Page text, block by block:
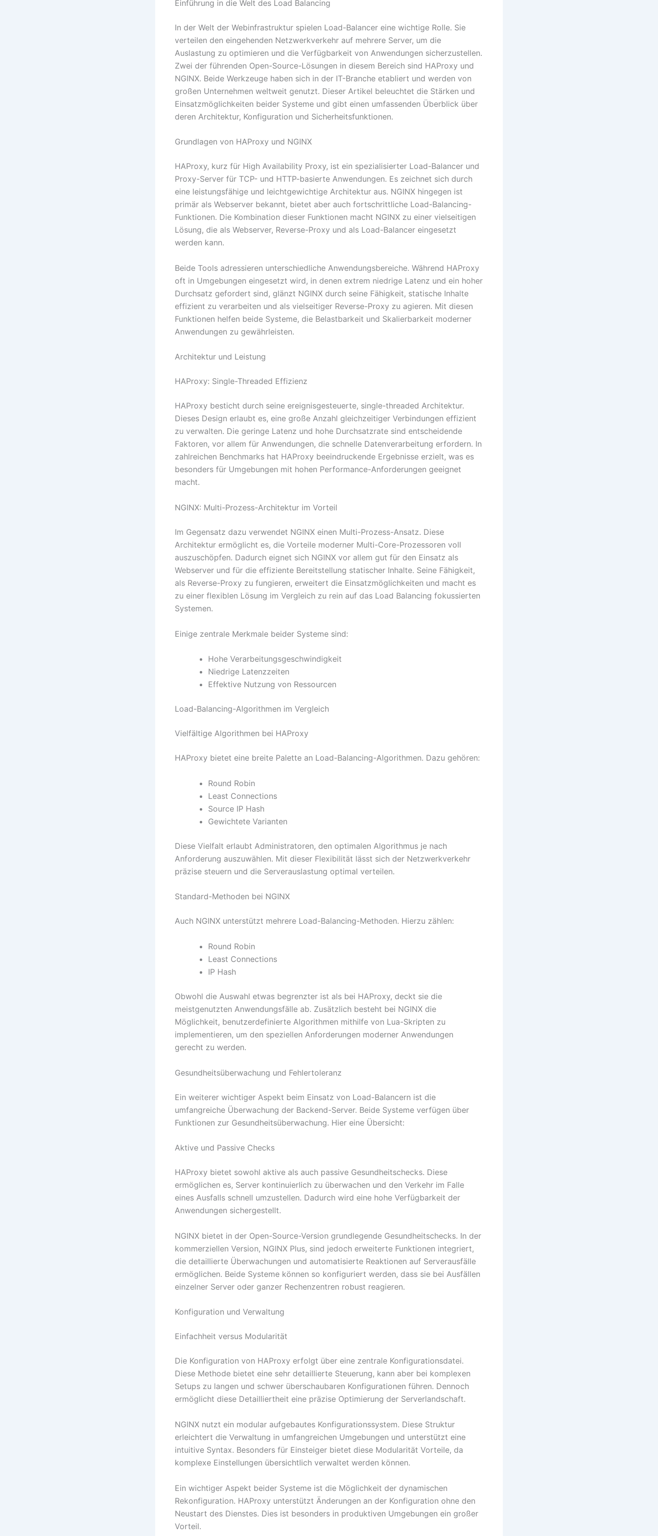
Einführung in die Welt des Load Balancing
In der Welt der Webinfrastruktur spielen Load-Balancer eine wichtige Rolle. Sie
verteilen den eingehenden Netzwerkverkehr auf mehrere Server, um die
Auslastung zu optimieren und die Verfügbarkeit von Anwendungen sicherzustellen.
Zwei der führenden Open-Source-Lösungen in diesem Bereich sind HAProxy und
NGINX. Beide Werkzeuge haben sich in der IT-Branche etabliert und werden von
großen Unternehmen weltweit genutzt. Dieser Artikel beleuchtet die Stärken und
Einsatzmöglichkeiten beider Systeme und gibt einen umfassenden Überblick über
deren Architektur, Konfiguration und Sicherheitsfunktionen.
Grundlagen von HAProxy und NGINX
HAProxy, kurz für High Availability Proxy, ist ein spezialisierter Load-Balancer und
Proxy-Server für TCP- und HTTP-basierte Anwendungen. Es zeichnet sich durch
eine leistungsfähige und leichtgewichtige Architektur aus. NGINX hingegen ist
primär als Webserver bekannt, bietet aber auch fortschrittliche Load-Balancing-
Funktionen. Die Kombination dieser Funktionen macht NGINX zu einer vielseitigen
Lösung, die als Webserver, Reverse-Proxy und als Load-Balancer eingesetzt
werden kann.
Beide Tools adressieren unterschiedliche Anwendungsbereiche. Während HAProxy
oft in Umgebungen eingesetzt wird, in denen extrem niedrige Latenz und ein hoher
Durchsatz gefordert sind, glänzt NGINX durch seine Fähigkeit, statische Inhalte
effizient zu verarbeiten und als vielseitiger Reverse-Proxy zu agieren. Mit diesen
Funktionen helfen beide Systeme, die Belastbarkeit und Skalierbarkeit moderner
Anwendungen zu gewährleisten.
Architektur und Leistung
HAProxy: Single-Threaded Effizienz
HAProxy besticht durch seine ereignisgesteuerte, single-threaded Architektur.
Dieses Design erlaubt es, eine große Anzahl gleichzeitiger Verbindungen effizient
zu verwalten. Die geringe Latenz und hohe Durchsatzrate sind entscheidende
Faktoren, vor allem für Anwendungen, die schnelle Datenverarbeitung erfordern. In
zahlreichen Benchmarks hat HAProxy beeindruckende Ergebnisse erzielt, was es
besonders für Umgebungen mit hohen Performance-Anforderungen geeignet
macht.
NGINX: Multi-Prozess-Architektur im Vorteil
Im Gegensatz dazu verwendet NGINX einen Multi-Prozess-Ansatz. Diese
Architektur ermöglicht es, die Vorteile moderner Multi-Core-Prozessoren voll
auszuschöpfen. Dadurch eignet sich NGINX vor allem gut für den Einsatz als
Webserver und für die effiziente Bereitstellung statischer Inhalte. Seine Fähigkeit,
als Reverse-Proxy zu fungieren, erweitert die Einsatzmöglichkeiten und macht es
zu einer flexiblen Lösung im Vergleich zu rein auf das Load Balancing fokussierten
Systemen.
Einige zentrale Merkmale beider Systeme sind:
Hohe Verarbeitungsgeschwindigkeit
Niedrige Latenzzeiten
Effektive Nutzung von Ressourcen
Load-Balancing-Algorithmen im Vergleich
Vielfältige Algorithmen bei HAProxy
HAProxy bietet eine breite Palette an Load-Balancing-Algorithmen. Dazu gehören:
Round Robin
Least Connections
Source IP Hash
Gewichtete Varianten
Diese Vielfalt erlaubt Administratoren, den optimalen Algorithmus je nach
Anforderung auszuwählen. Mit dieser Flexibilität lässt sich der Netzwerkverkehr
präzise steuern und die Serverauslastung optimal verteilen.
Standard-Methoden bei NGINX
Auch NGINX unterstützt mehrere Load-Balancing-Methoden. Hierzu zählen:
Round Robin
Least Connections
IP Hash
Obwohl die Auswahl etwas begrenzter ist als bei HAProxy, deckt sie die
meistgenutzten Anwendungsfälle ab. Zusätzlich besteht bei NGINX die
Möglichkeit, benutzerdefinierte Algorithmen mithilfe von Lua-Skripten zu
implementieren, um den speziellen Anforderungen moderner Anwendungen
gerecht zu werden.
Gesundheitsüberwachung und Fehlertoleranz
Ein weiterer wichtiger Aspekt beim Einsatz von Load-Balancern ist die
umfangreiche Überwachung der Backend-Server. Beide Systeme verfügen über
Funktionen zur Gesundheitsüberwachung. Hier eine Übersicht:
Aktive und Passive Checks
HAProxy bietet sowohl aktive als auch passive Gesundheitschecks. Diese
ermöglichen es, Server kontinuierlich zu überwachen und den Verkehr im Falle
eines Ausfalls schnell umzustellen. Dadurch wird eine hohe Verfügbarkeit der
Anwendungen sichergestellt.
NGINX bietet in der Open-Source-Version grundlegende Gesundheitschecks. In der
kommerziellen Version, NGINX Plus, sind jedoch erweiterte Funktionen integriert,
die detaillierte Überwachungen und automatisierte Reaktionen auf Serverausfälle
ermöglichen. Beide Systeme können so konfiguriert werden, dass sie bei Ausfällen
einzelner Server oder ganzer Rechenzentren robust reagieren.
Konfiguration und Verwaltung
Einfachheit versus Modularität
Die Konfiguration von HAProxy erfolgt über eine zentrale Konfigurationsdatei.
Diese Methode bietet eine sehr detaillierte Steuerung, kann aber bei komplexen
Setups zu langen und schwer überschaubaren Konfigurationen führen. Dennoch
ermöglicht diese Detailliertheit eine präzise Optimierung der Serverlandschaft.
NGINX nutzt ein modular aufgebautes Konfigurationssystem. Diese Struktur
erleichtert die Verwaltung in umfangreichen Umgebungen und unterstützt eine
intuitive Syntax. Besonders für Einsteiger bietet diese Modularität Vorteile, da
komplexe Einstellungen übersichtlich verwaltet werden können.
Ein wichtiger Aspekt beider Systeme ist die Möglichkeit der dynamischen
Rekonfiguration. HAProxy unterstützt Änderungen an der Konfiguration ohne den
Neustart des Dienstes. Dies ist besonders in produktiven Umgebungen ein großer
Vorteil.